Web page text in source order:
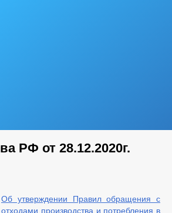
РФ от 28.12.2020г.
Об утверждении Правил обращения с
отходами производства и потребления в